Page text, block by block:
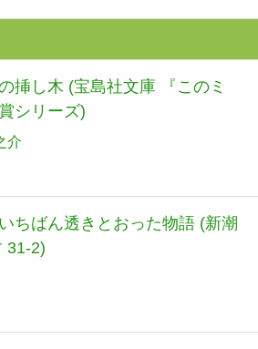
挿し木 (宝島社文庫 『このミ
シリーズ)
介
ちばん透きとおった物語 (新潮
31-2)